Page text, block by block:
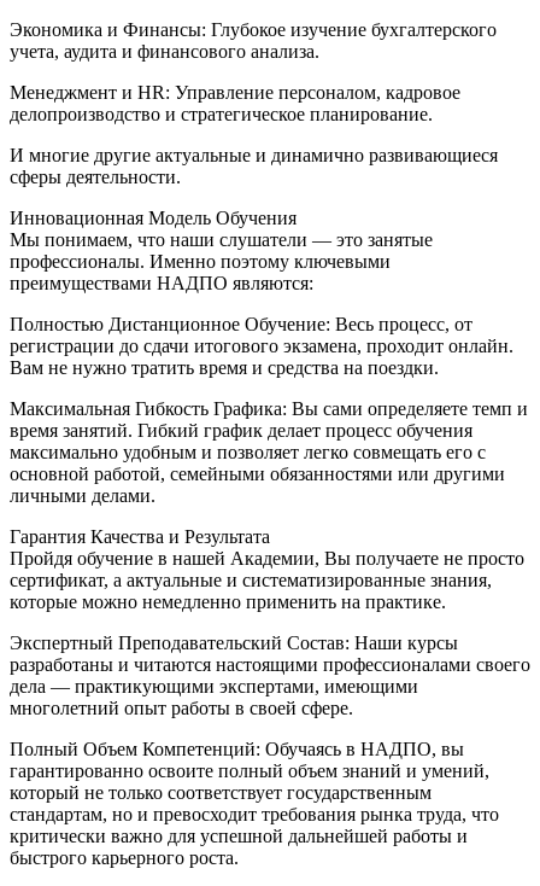
Экономика и Финансы: Глубокое изучение бухгалтерского
учета, аудита и финансового анализа.
Менеджмент и HR: Управление персоналом, кадровое
делопроизводство и стратегическое планирование.
И многие другие актуальные и динамично развивающиеся
сферы деятельности.
Инновационная Модель Обучения
Мы понимаем, что наши слушатели — это занятые
профессионалы. Именно поэтому ключевыми
преимуществами НАДПО являются:
Полностью Дистанционное Обучение: Весь процесс, от
регистрации до сдачи итогового экзамена, проходит онлайн.
Вам не нужно тратить время и средства на поездки.
Максимальная Гибкость Графика: Вы сами определяете темп и
время занятий. Гибкий график делает процесс обучения
максимально удобным и позволяет легко совмещать его с
основной работой, семейными обязанностями или другими
личными делами.
Гарантия Качества и Результата
Пройдя обучение в нашей Академии, Вы получаете не просто
сертификат, а актуальные и систематизированные знания,
которые можно немедленно применить на практике.
Экспертный Преподавательский Состав: Наши курсы
разработаны и читаются настоящими профессионалами своего
дела — практикующими экспертами, имеющими
многолетний опыт работы в своей сфере.
Полный Объем Компетенций: Обучаясь в НАДПО, вы
гарантированно освоите полный объем знаний и умений,
который не только соответствует государственным
стандартам, но и превосходит требования рынка труда, что
критически важно для успешной дальнейшей работы и
быстрого карьерного роста.